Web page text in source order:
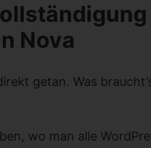
Nova
getan. Was
wo man alle